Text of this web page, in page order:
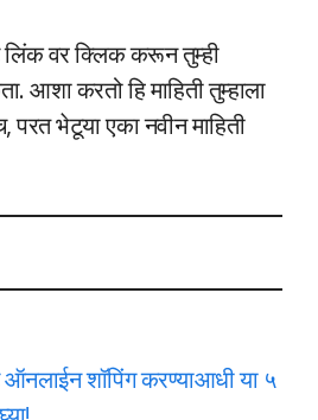
लिंक वर क्लिक करून तुम्ही
करतो हि माहिती तुम्हाला
भेटूया एका नवीन माहिती
ऑनलाईन शॉपिंग करण्याआधी या ५